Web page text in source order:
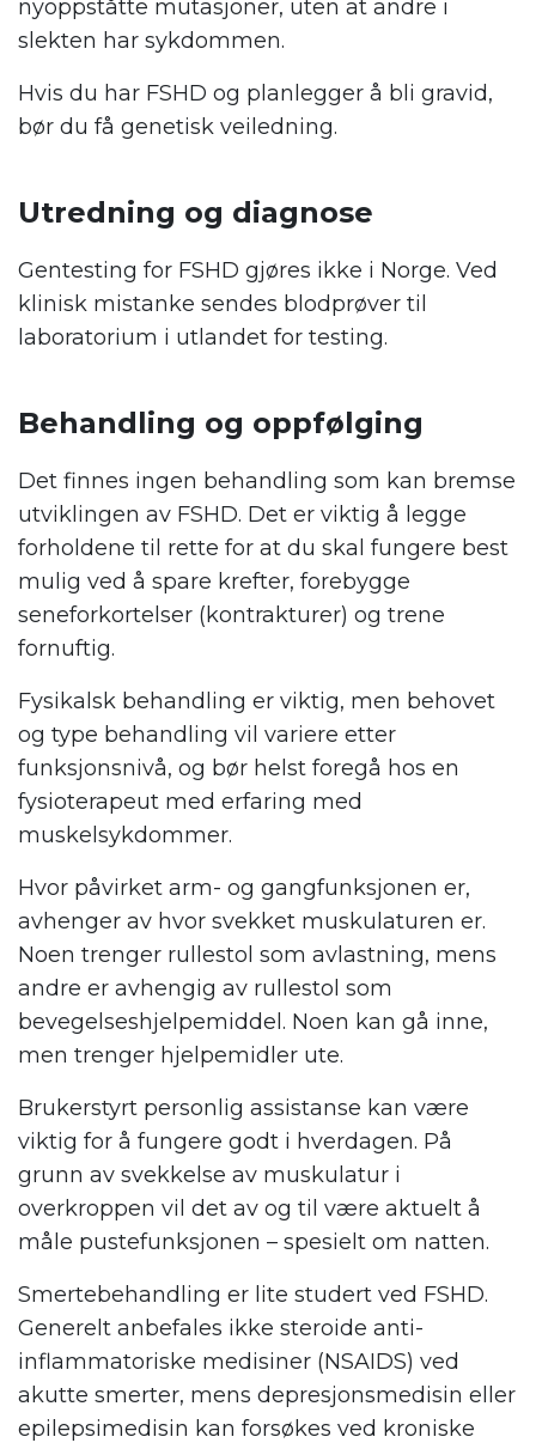
nyoppståtte mutasjoner, uten at andre i
slekten har sykdommen.
Hvis du har FSHD og planlegger å bli gravid,
bør du få genetisk veiledning.
Utredning og diagnose
Gentesting for FSHD gjøres ikke i Norge. Ved
klinisk mistanke sendes blodprøver til
laboratorium i utlandet for testing.
Behandling og oppfølging
Det finnes ingen behandling som kan bremse
utviklingen av FSHD. Det er viktig å legge
forholdene til rette for at du skal fungere best
mulig ved å spare krefter, forebygge
seneforkortelser (kontrakturer) og trene
fornuftig.
Fysikalsk behandling er viktig, men behovet
og type behandling vil variere etter
funksjonsnivå, og bør helst foregå hos en
fysioterapeut med erfaring med
muskelsykdommer.
Hvor påvirket arm- og gangfunksjonen er,
avhenger av hvor svekket muskulaturen er.
Noen trenger rullestol som avlastning, mens
andre er avhengig av rullestol som
bevegelseshjelpemiddel. Noen kan gå inne,
men trenger hjelpemidler ute.
Brukerstyrt personlig assistanse kan være
viktig for å fungere godt i hverdagen. På
grunn av svekkelse av muskulatur i
overkroppen vil det av og til være aktuelt å
måle pustefunksjonen – spesielt om natten.
Smertebehandling er lite studert ved FSHD.
Generelt anbefales ikke steroide anti-
inflammatoriske medisiner (NSAIDS) ved
akutte smerter, mens depresjonsmedisin eller
epilepsimedisin kan forsøkes ved kroniske